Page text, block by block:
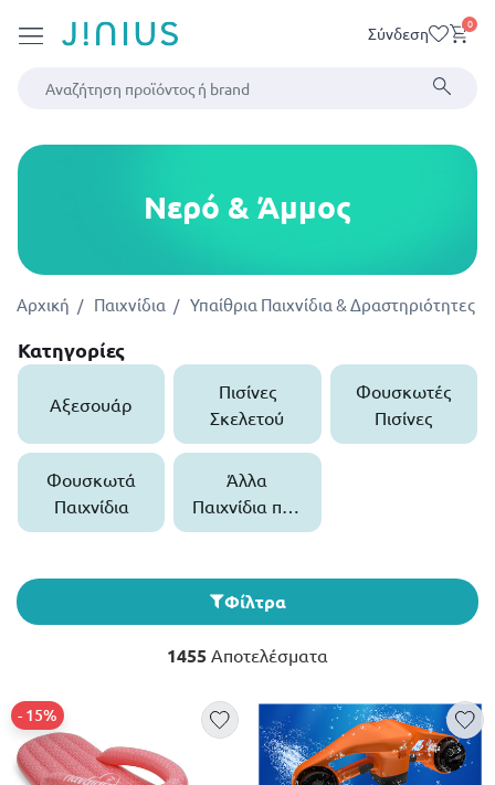
Σύνδεση 0
Νερό & Άμμος
Αρχική Παιχνίδια Υπαίθρια Παιχνίδια & Δραστηριότητες
Κατηγορίες
Αξεσουάρ
Πισίνες
Σκελετού
Φουσκωτές
Πισίνες
Φουσκωτά
Παιχνίδια
Άλλα
Παιχνίδια που
Σχετίζονται
Φίλτρα
1455 Αποτελέσματα
- 15%